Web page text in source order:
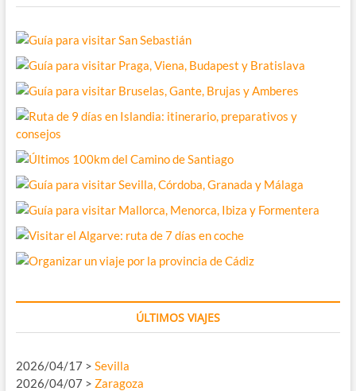
ÚLTIMOS VIAJES
2026/04/17 > Sevilla
2026/04/07 > Zaragoza